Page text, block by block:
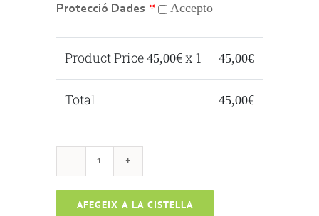
Protecció Dades * Accepto
Product Price 45,00€ x 1 45,00€
Total 45,00€
de
AFEGEIX A LA CISTELLA